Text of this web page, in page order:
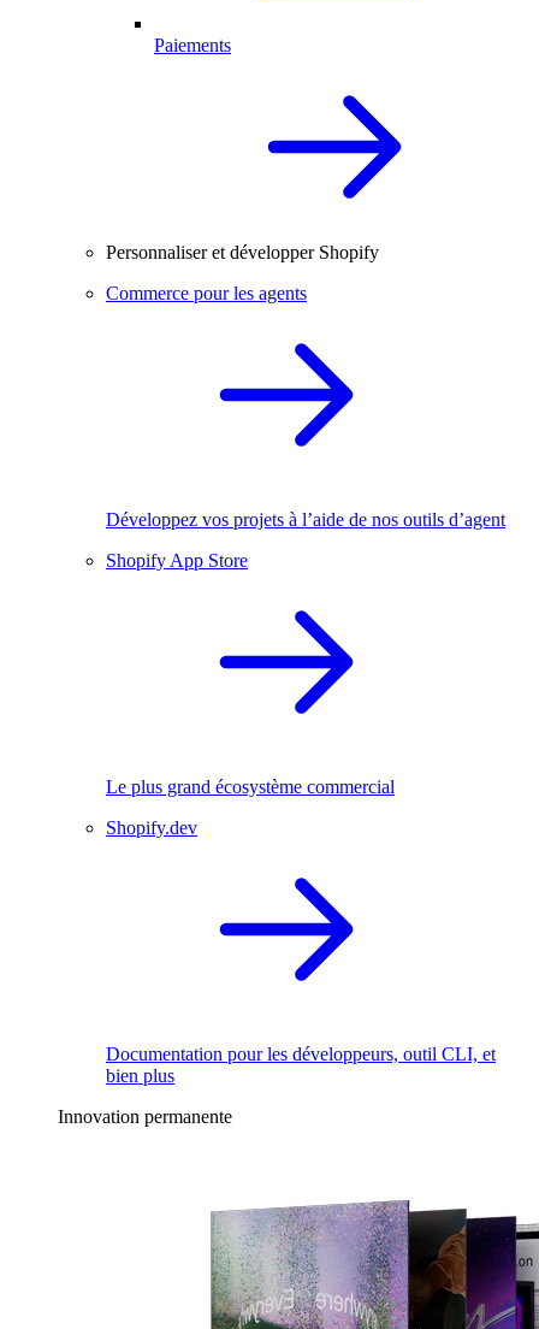
Paiements
Personnaliser et développer Shopify
Commerce pour les agents
Développez vos projets à l’aide de nos outils d’agent
Shopify App Store
Le plus grand écosystème commercial
Shopify.dev
Documentation pour les développeurs, outil CLI, et
bien plus
Innovation permanente